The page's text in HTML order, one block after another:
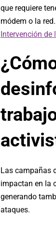
que requiere
módem o la
Intervención de
Las campañas
impactan en la
generando
ataques.